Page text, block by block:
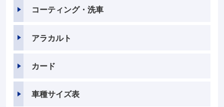
コーティング・洗車
アラカルト
カード
車種サイズ表